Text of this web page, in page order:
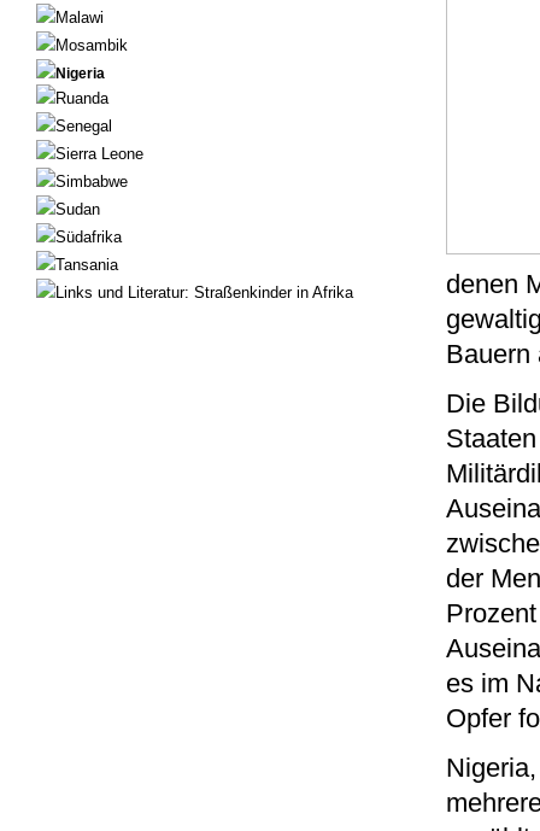
Malawi
Mosambik
Nigeria
Ruanda
Senegal
Sierra Leone
Simbabwe
Sudan
Südafrika
Tansania
Links und Literatur: Straßenkinder in Afrika
denen
Bauern
Die
der
es im
Opfer